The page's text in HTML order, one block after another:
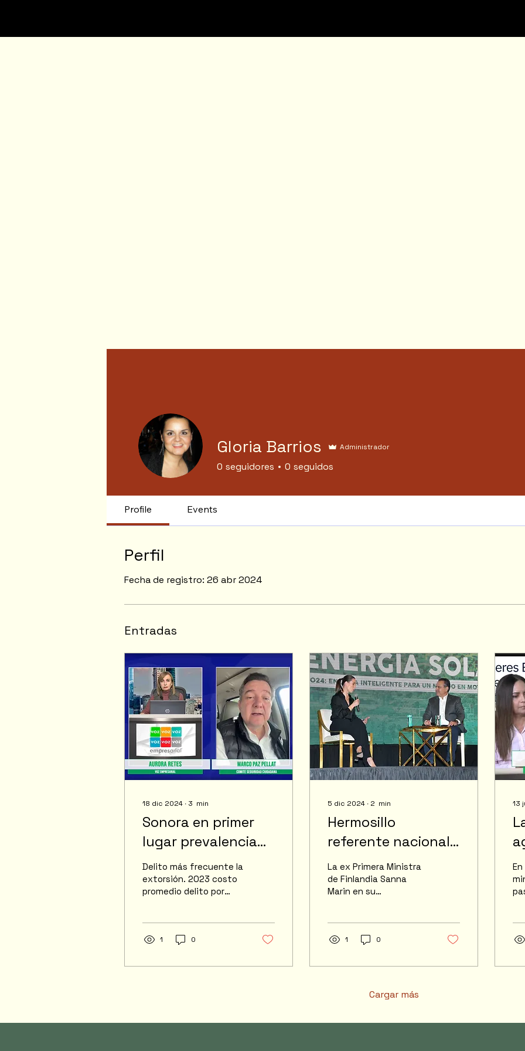
Gloria Barrios Administrador
0 seguidores 0 seguidos
Profile Events
Perfil
Fecha de registro: 26 abr 2024
Entradas
18 dic 2024 ∙ 3 min
Sonora en primer
lugar prevalencia
prevalencia
delictiva en las
empresas: INEGI
Delito más frecuente la
extorsión. 2023 costo
promedio delito por
Causó gran...
1 0
5 dic 2024 ∙ 2 min
Hermosillo
referente nacional
de políticas
públicas
progresistas en
energía limpia
La ex Primera Ministra
de Finlandia Sanna
Marin en su
reconoce...
1 0
13
Cargar más